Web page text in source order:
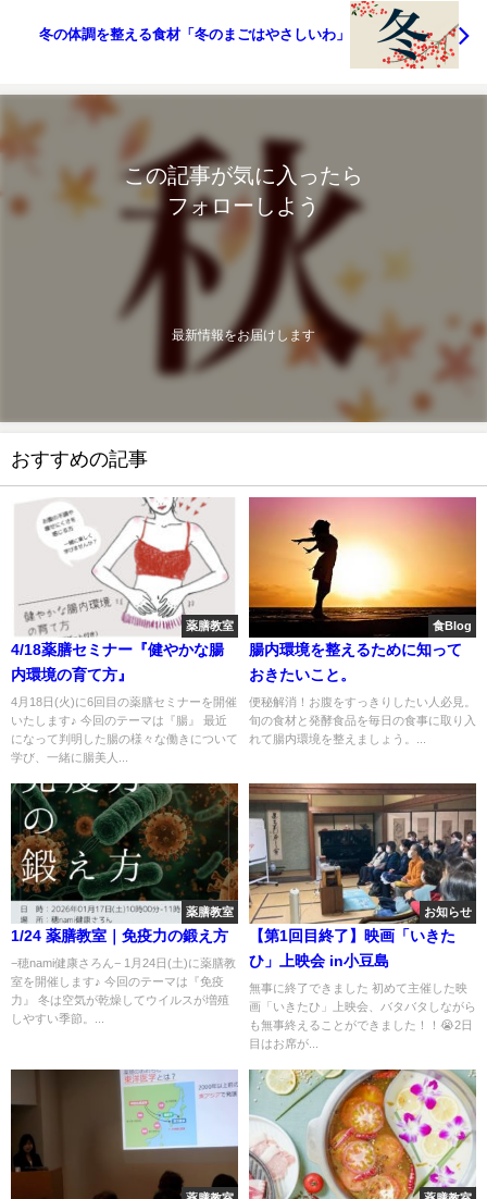
冬の体調を整える食材「冬のまごはやさしいわ」
この記事が気に入ったら
フォローしよう
最新情報をお届けします
おすすめの記事
薬膳教室
4/18薬膳セミナー『健やかな腸
内環境の育て方』
4月18日(火)に6回目の薬膳セミナーを開催
いたします♪ 今回のテーマは『腸』 最近
になって判明した腸の様々な働きについて
学び、一緒に腸美人...
食Blog
腸内環境を整えるために知って
おきたいこと。
便秘解消！お腹をすっきりしたい人必見。
旬の食材と発酵食品を毎日の食事に取り入
れて腸内環境を整えましょう。...
薬膳教室
1/24 薬膳教室｜免疫力の鍛え方
−穂nami健康さろん− 1月24日(土)に薬膳教
室を開催します♪ 今回のテーマは『免疫
力』 冬は空気が乾燥してウイルスが増殖
しやすい季節。...
お知らせ
【第1回目終了】映画「いきた
ひ」上映会 in小豆島
無事に終了できました 初めて主催した映
画「いきたひ」上映会、バタバタしながら
も無事終えることができました！！😭2日
目はお席が...